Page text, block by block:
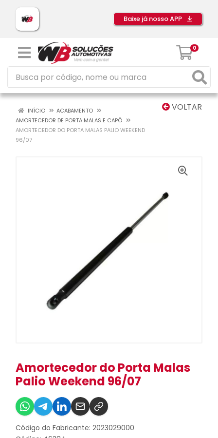
Baixe já nosso APP
0
VOLTAR
INÍCIO
ACABAMENTO
AMORTECEDOR DE PORTA MALAS E CAPÔ
AMORTECEDOR DO PORTA MALAS PALIO WEEKEND
96/07
Amortecedor do Porta Malas
Palio Weekend 96/07
Código do Fabricante: 2023029000